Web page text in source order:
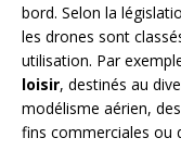
bord. Selon la
les drones sont
utilisation. Par
loisir, destinés au
modélisme aérien, des
fins commerciales ou